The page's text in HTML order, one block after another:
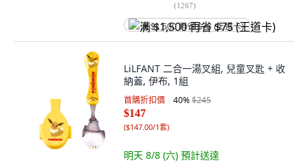
(1267)
满 $1,500 再省 $75 (王道卡)
LiLFANT 二合一湯叉組, 兒童叉匙 + 收
納蓋, 伊布, 1組
首購折扣價 40%$245
$147
($147.00/1套)
明天 8/8 (六) 預計送達